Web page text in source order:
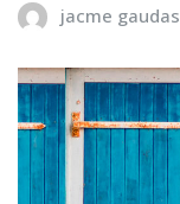
jacme gaudas